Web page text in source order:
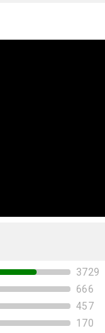
3729
666
457
170